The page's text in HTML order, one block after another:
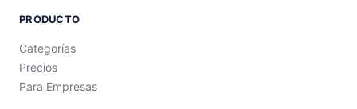
PRODUCTO
Categorías
Precios
Para Empresas